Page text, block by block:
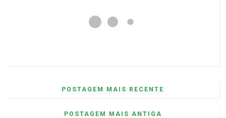
POSTAGEM MAIS RECENTE
POSTAGEM MAIS ANTIGA